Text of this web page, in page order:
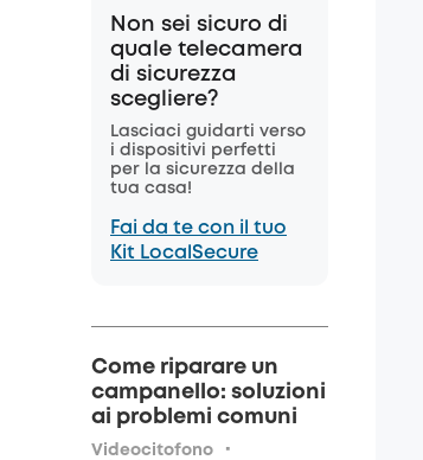
Non sei sicuro di
quale telecamera
di sicurezza
scegliere?
Lasciaci guidarti verso
i dispositivi perfetti
per la sicurezza della
tua casa!
Fai da te con il tuo
Kit LocalSecure
Come riparare un
campanello: soluzioni
ai problemi comuni
Videocitofono ·